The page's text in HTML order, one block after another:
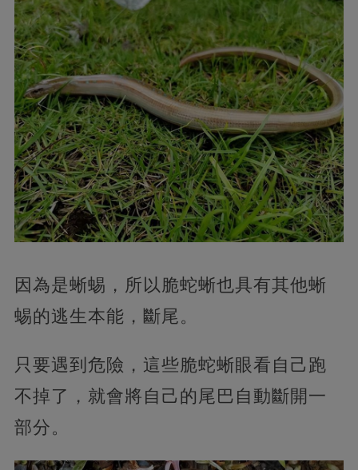
因為是蜥蜴，所以脆蛇蜥也具有其他蜥
蜴的逃生本能，斷尾。
只要遇到危險，這些脆蛇蜥眼看自己跑
不掉了，就會將自己的尾巴自動斷開一
部分。